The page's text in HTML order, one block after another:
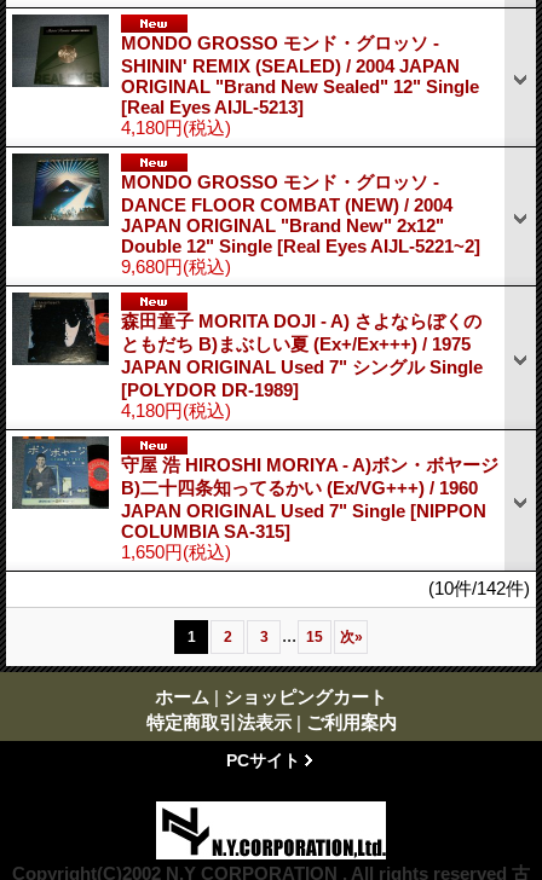
MONDO GROSSO モンド・グロッソ -
SHININ' REMIX (SEALED) / 2004 JAPAN
ORIGINAL "Brand New Sealed" 12" Single
[Real Eyes AIJL-5213]
4,180円(税込)
MONDO GROSSO モンド・グロッソ -
DANCE FLOOR COMBAT (NEW) / 2004
JAPAN ORIGINAL "Brand New" 2x12"
Double 12" Single [Real Eyes AIJL-5221~2]
9,680円(税込)
森田童子 MORITA DOJI - A) さよならぼくの
ともだち B)まぶしい夏 (Ex+/Ex+++) / 1975
JAPAN ORIGINAL Used 7" シングル Single
[POLYDOR DR-1989]
4,180円(税込)
守屋 浩 HIROSHI MORIYA - A)ボン・ボヤージ
B)二十四条知ってるかい (Ex/VG+++) / 1960
JAPAN ORIGINAL Used 7" Single [NIPPON
COLUMBIA SA-315]
1,650円(税込)
(10件/142件)
1 2 3 ... 15 次»
ホーム | ショッピングカート
特定商取引法表示 | ご利用案内
PCサイト
Copyright(C)2002 N.Y CORPORATION . All rights reserved 古